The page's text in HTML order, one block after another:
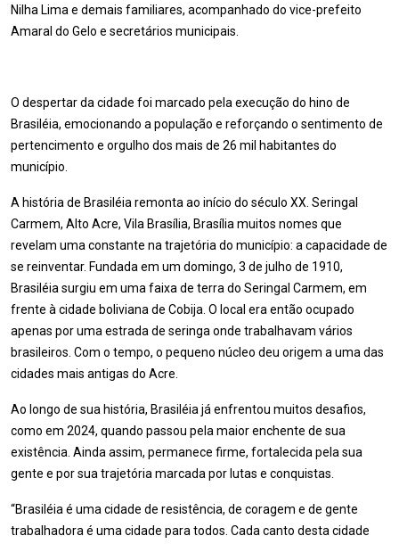
Nilha Lima e demais familiares, acompanhado do vice-prefeito
Amaral do Gelo e secretários municipais.
O despertar da cidade foi marcado pela execução do hino de
Brasiléia, emocionando a população e reforçando o sentimento de
pertencimento e orgulho dos mais de 26 mil habitantes do
município.
A história de Brasiléia remonta ao início do século XX. Seringal
Carmem, Alto Acre, Vila Brasília, Brasília muitos nomes que
revelam uma constante na trajetória do município: a capacidade de
se reinventar. Fundada em um domingo, 3 de julho de 1910,
Brasiléia surgiu em uma faixa de terra do Seringal Carmem, em
frente à cidade boliviana de Cobija. O local era então ocupado
apenas por uma estrada de seringa onde trabalhavam vários
brasileiros. Com o tempo, o pequeno núcleo deu origem a uma das
cidades mais antigas do Acre.
Ao longo de sua história, Brasiléia já enfrentou muitos desafios,
como em 2024, quando passou pela maior enchente de sua
existência. Ainda assim, permanece firme, fortalecida pela sua
gente e por sua trajetória marcada por lutas e conquistas.
“Brasiléia é uma cidade de resistência, de coragem e de gente
trabalhadora é uma cidade para todos. Cada canto desta cidade